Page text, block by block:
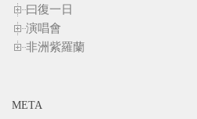
曰復一日
演唱會
非洲紫羅蘭
META